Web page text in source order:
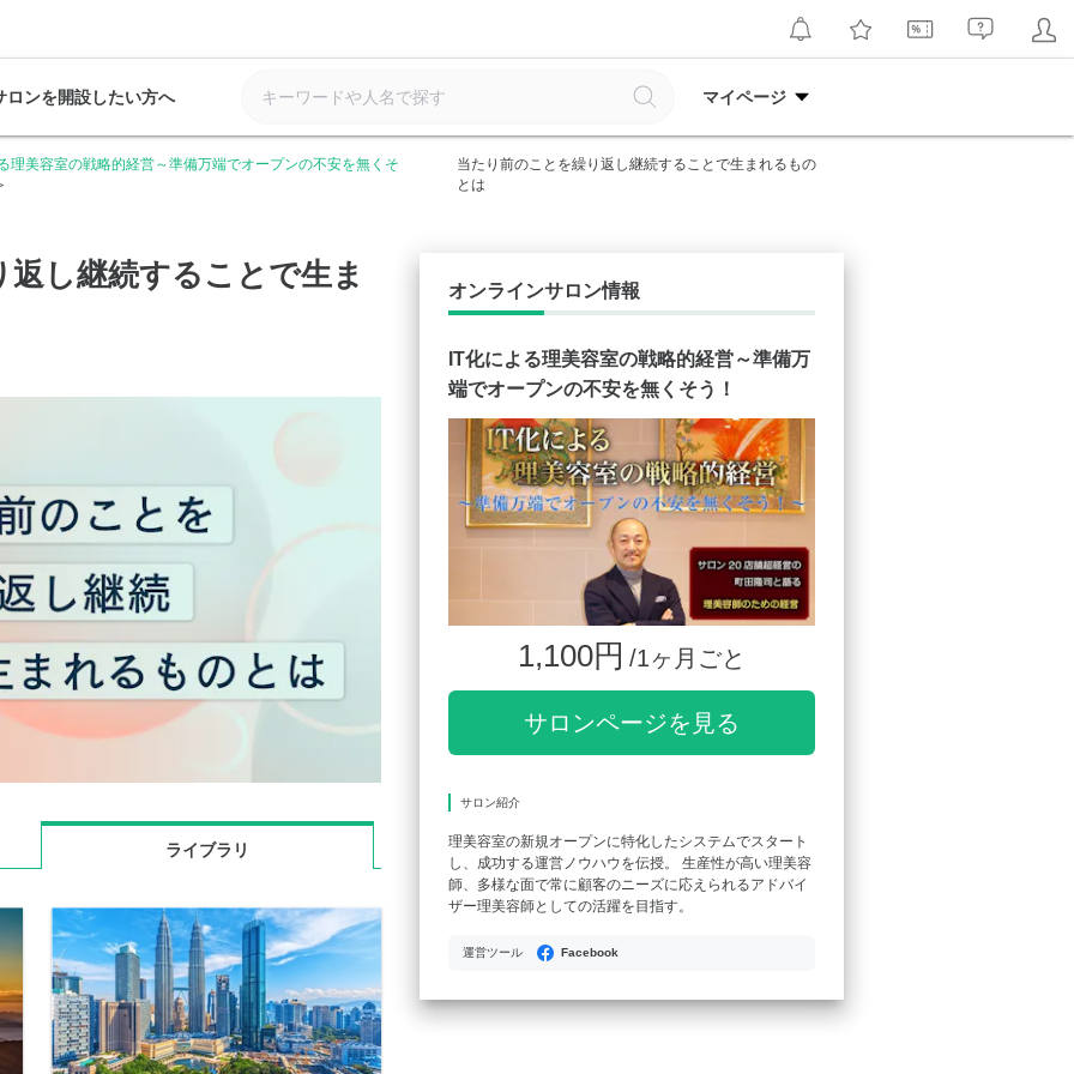
ロンを開設したい方へ マイページ
理美容室の戦略的経営～準備万端でオープンの不安を無くそ
当たり前のことを繰り返し継続することで生まれるもの
とは
し継続することで生ま
ライブラリ
オンラインサロン情報
IT化による理美容室の戦略的経営～準備万
端でオープンの不安を無くそう！
1,100円 /1ヶ月ごと
サロンページを見る
サロン紹介
理美容室の新規オープンに特化したシステムでスタート
し、成功する運営ノウハウを伝授。 生産性が高い理美容
師、多様な面で常に顧客のニーズに応えられるアドバイ
ザー理美容師としての活躍を目指す。
運営ツール Facebook